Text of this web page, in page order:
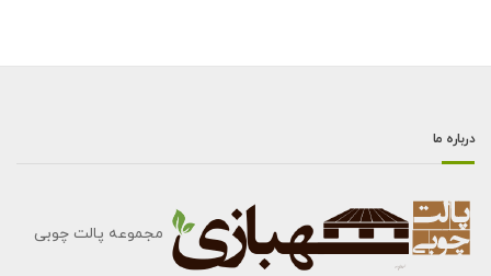
درباره ما
مجموعه پالت چوبی